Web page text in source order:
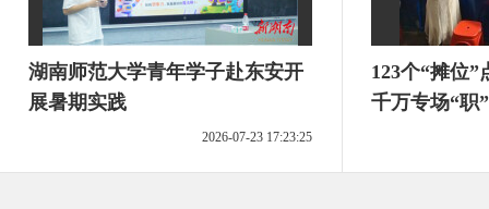
湖南师范大学青年学子赴东安开
展暑期实践
2026-07-23 17:23:25
123个“摊位
千万专场“职